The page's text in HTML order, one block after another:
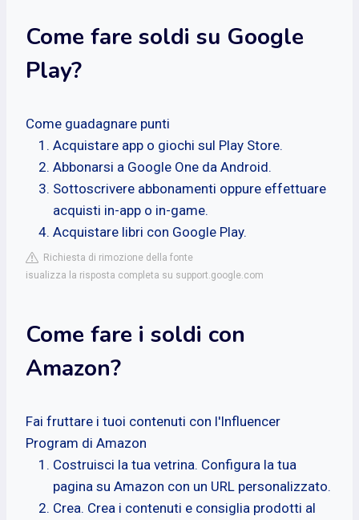
Come fare soldi su Google
Play?
Come guadagnare punti
Acquistare app o giochi sul Play Store.
Abbonarsi a Google One da Android.
Sottoscrivere abbonamenti oppure effettuare
acquisti in-app o in-game.
Acquistare libri con Google Play.
Richiesta di rimozione della fonte
isualizza la risposta completa su support.google.com
Come fare i soldi con
Amazon?
Fai fruttare i tuoi contenuti con l'Influencer
Program di Amazon
Costruisci la tua vetrina. Configura la tua
pagina su Amazon con un URL personalizzato.
Crea. Crea i contenuti e consiglia prodotti al